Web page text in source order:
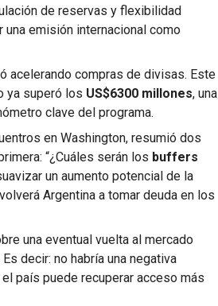
de reservas y flexibilidad
una emisión internacional como
acelerando compras de divisas. Este
ya superó los US$6300 millones, una
clave del programa.
en Washington, resumió dos
“¿Cuáles serán los buffers
un aumento potencial de la
Argentina a tomar deuda en los
una eventual vuelta al mercado
decir: no habría una negativa
país puede recuperar acceso más